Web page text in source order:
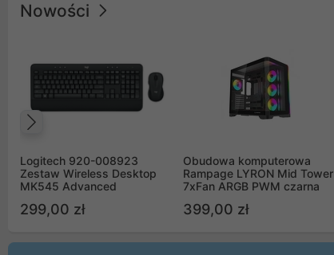
Nowości
Logitech 920-008923
Zestaw Wireless Desktop
MK545 Advanced
299,00 zł
Obudowa komputerowa
Rampage LYRON Mid Tower
7xFan ARGB PWM czarna
399,00 zł